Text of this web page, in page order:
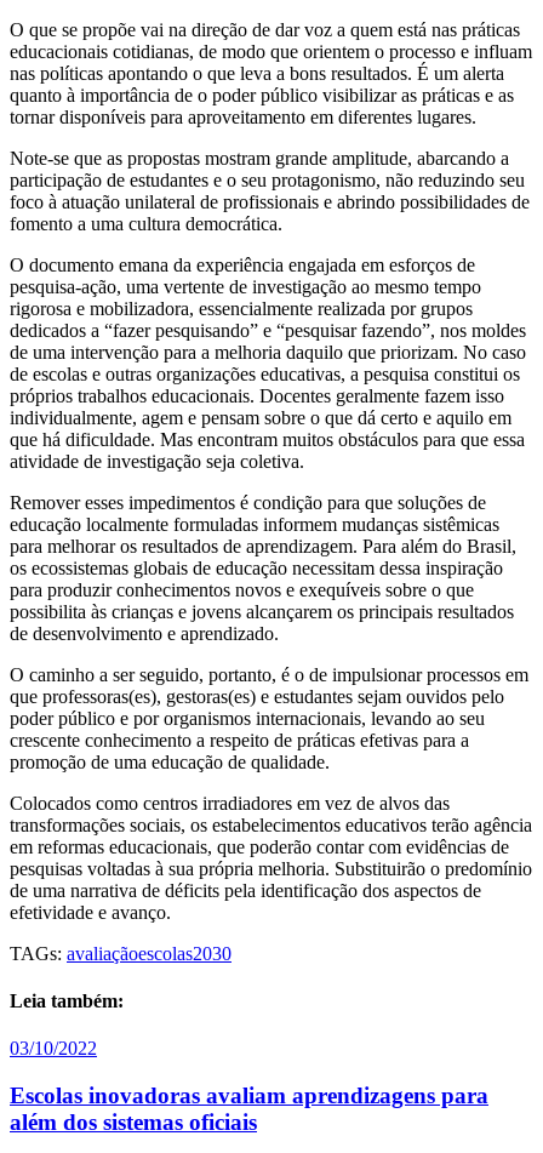
O que se propõe vai na direção de dar voz a quem está nas práticas
educacionais cotidianas, de modo que orientem o processo e influam
nas políticas apontando o que leva a bons resultados. É um alerta
quanto à importância de o poder público visibilizar as práticas e as
tornar disponíveis para aproveitamento em diferentes lugares.
Note-se que as propostas mostram grande amplitude, abarcando a
participação de estudantes e o seu protagonismo, não reduzindo seu
foco à atuação unilateral de profissionais e abrindo possibilidades de
fomento a uma cultura democrática.
O documento emana da experiência engajada em esforços de
pesquisa-ação, uma vertente de investigação ao mesmo tempo
rigorosa e mobilizadora, essencialmente realizada por grupos
dedicados a “fazer pesquisando” e “pesquisar fazendo”, nos moldes
de uma intervenção para a melhoria daquilo que priorizam. No caso
de escolas e outras organizações educativas, a pesquisa constitui os
próprios trabalhos educacionais. Docentes geralmente fazem isso
individualmente, agem e pensam sobre o que dá certo e aquilo em
que há dificuldade. Mas encontram muitos obstáculos para que essa
atividade de investigação seja coletiva.
Remover esses impedimentos é condição para que soluções de
educação localmente formuladas informem mudanças sistêmicas
para melhorar os resultados de aprendizagem. Para além do Brasil,
os ecossistemas globais de educação necessitam dessa inspiração
para produzir conhecimentos novos e exequíveis sobre o que
possibilita às crianças e jovens alcançarem os principais resultados
de desenvolvimento e aprendizado.
O caminho a ser seguido, portanto, é o de impulsionar processos em
que professoras(es), gestoras(es) e estudantes sejam ouvidos pelo
poder público e por organismos internacionais, levando ao seu
crescente conhecimento a respeito de práticas efetivas para a
promoção de uma educação de qualidade.
Colocados como centros irradiadores em vez de alvos das
transformações sociais, os estabelecimentos educativos terão agência
em reformas educacionais, que poderão contar com evidências de
pesquisas voltadas à sua própria melhoria. Substituirão o predomínio
de uma narrativa de déficits pela identificação dos aspectos de
efetividade e avanço.
TAGs: avaliaçãoescolas2030
Leia também:
03/10/2022
Escolas inovadoras avaliam aprendizagens para
além dos sistemas oficiais